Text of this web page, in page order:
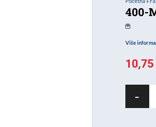
400-
Više
10,75
-